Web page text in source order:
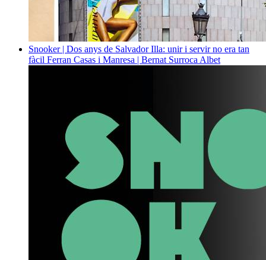
Snooker | Dos anys de Salvador Illa: unir i servir no era tan
fàcil Ferran Casas i Manresa | Bernat Surroca Albet